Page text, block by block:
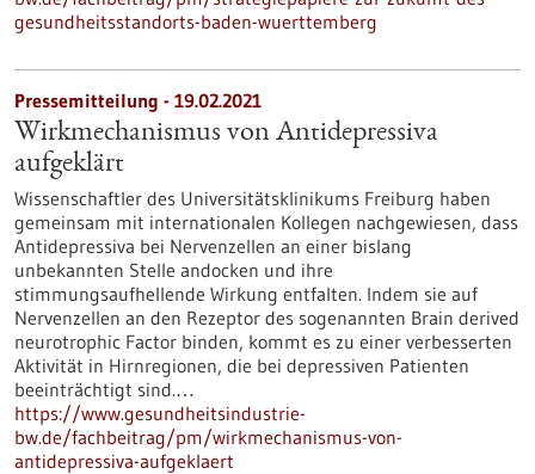
gesundheitsstandorts-baden-wuerttemberg
Pressemitteilung - 19.02.2021
Wirkmechanismus von Antidepressiva
aufgeklärt
Wissenschaftler des Universitätsklinikums Freiburg haben
gemeinsam mit internationalen Kollegen nachgewiesen, dass
Antidepressiva bei Nervenzellen an einer bislang
unbekannten Stelle andocken und ihre
stimmungsaufhellende Wirkung entfalten. Indem sie auf
Nervenzellen an den Rezeptor des sogenannten Brain derived
neurotrophic Factor binden, kommt es zu einer verbesserten
Aktivität in Hirnregionen, die bei depressiven Patienten
beeinträchtigt sind.…
https://www.gesundheitsindustrie-
bw.de/fachbeitrag/pm/wirkmechanismus-von-
antidepressiva-aufgeklaert